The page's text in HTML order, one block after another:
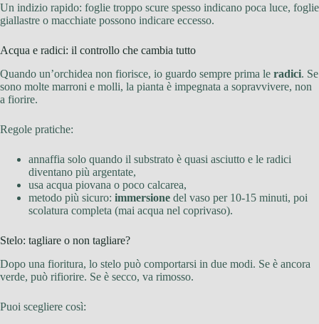
Un indizio rapido: foglie troppo scure spesso indicano poca luce, foglie
giallastre o macchiate possono indicare eccesso.
Acqua e radici: il controllo che cambia tutto
Quando un’orchidea non fiorisce, io guardo sempre prima le radici. Se
sono molte marroni e molli, la pianta è impegnata a sopravvivere, non
a fiorire.
Regole pratiche:
annaffia solo quando il substrato è quasi asciutto e le radici
diventano più argentate,
usa acqua piovana o poco calcarea,
metodo più sicuro: immersione del vaso per 10-15 minuti, poi
scolatura completa (mai acqua nel coprivaso).
Stelo: tagliare o non tagliare?
Dopo una fioritura, lo stelo può comportarsi in due modi. Se è ancora
verde, può rifiorire. Se è secco, va rimosso.
Puoi scegliere così: